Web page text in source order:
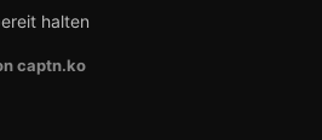
halten
captn.ko